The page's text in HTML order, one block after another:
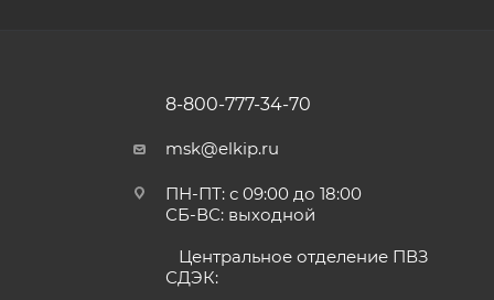
8-800-777-34-70
msk@elkip.ru
ПН-ПТ: с 09:00 до 18:00
СБ-ВС: выходной
Центральное отделение ПВЗ
СДЭК: